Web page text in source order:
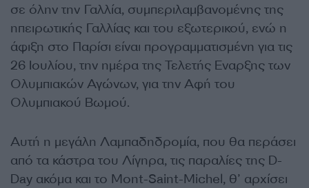
σε όλην την Γαλλία, συμπεριλαμβανομένης της
ηπειρωτικής Γαλλίας και του εξωτερικού, ενώ η
άφιξη στο Παρίσι είναι προγραμματισμένη για τις
26 Ιουλίου, την ημέρα της Τελετής Εναρξης των
Ολυμπιακών Αγώνων, για την Αφή του
Ολυμπιακού Βωμού.
Αυτή η μεγάλη Λαμπαδηδρομία, που θα περάσει
από τα κάστρα του Λίγηρα, τις παραλίες της D-
Day ακόμα και το Mont-Saint-Michel, θ’ αρχίσει